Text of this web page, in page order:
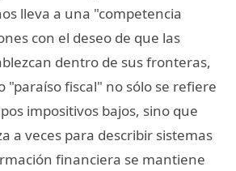
lleva a una "competencia
con el deseo de que las
dentro de sus fronteras,
"paraíso fiscal" no sólo se refiere
impositivos bajos, sino que
a veces para describir sistemas
financiera se mantiene